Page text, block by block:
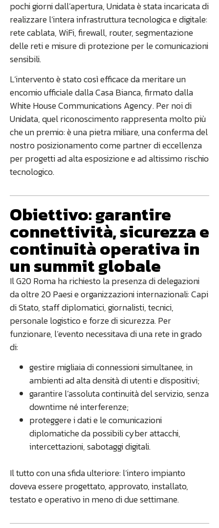
pochi giorni dall’apertura, Unidata è stata incaricata di
realizzare l’intera infrastruttura tecnologica e digitale:
rete cablata, WiFi, firewall, router, segmentazione
delle reti e misure di protezione per le comunicazioni
sensibili.
L’intervento è stato così efficace da meritare un
encomio ufficiale dalla Casa Bianca, firmato dalla
White House Communications Agency. Per noi di
Unidata, quel riconoscimento rappresenta molto più
che un premio: è una pietra miliare, una conferma del
nostro posizionamento come partner di eccellenza
per progetti ad alta esposizione e ad altissimo rischio
tecnologico.
Obiettivo: garantire
connettività, sicurezza e
continuità operativa in
un summit globale
Il G20 Roma ha richiesto la presenza di delegazioni
da oltre 20 Paesi e organizzazioni internazionali: Capi
di Stato, staff diplomatici, giornalisti, tecnici,
personale logistico e forze di sicurezza. Per
funzionare, l’evento necessitava di una rete in grado
di:
gestire migliaia di connessioni simultanee, in
ambienti ad alta densità di utenti e dispositivi;
garantire l’assoluta continuità del servizio, senza
downtime né interferenze;
proteggere i dati e le comunicazioni
diplomatiche da possibili cyber attacchi,
intercettazioni, sabotaggi digitali.
Il tutto con una sfida ulteriore: l’intero impianto
doveva essere progettato, approvato, installato,
testato e operativo in meno di due settimane.